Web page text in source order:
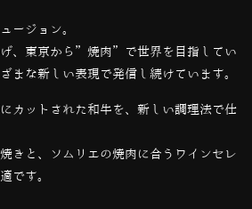
ージョン。
、東京から”焼肉”で世界を目指してい
まな新しい表現で発信し続けています。
カットされた和牛を、新しい調理法で仕
きと、ソムリエの焼肉に合うワインセレ
です。